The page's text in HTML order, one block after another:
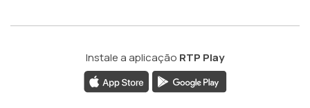
Instale a aplicação RTP Play